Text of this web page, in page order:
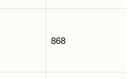
868